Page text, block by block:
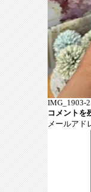
IMG_1903-
コメントを
メールアド